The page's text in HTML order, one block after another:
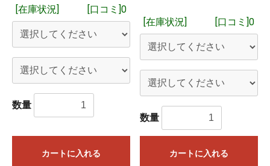
[在庫状況] [口コミ]0
数量
カートに入れる
[在庫状況] [口コミ]0
数量
カートに入れる